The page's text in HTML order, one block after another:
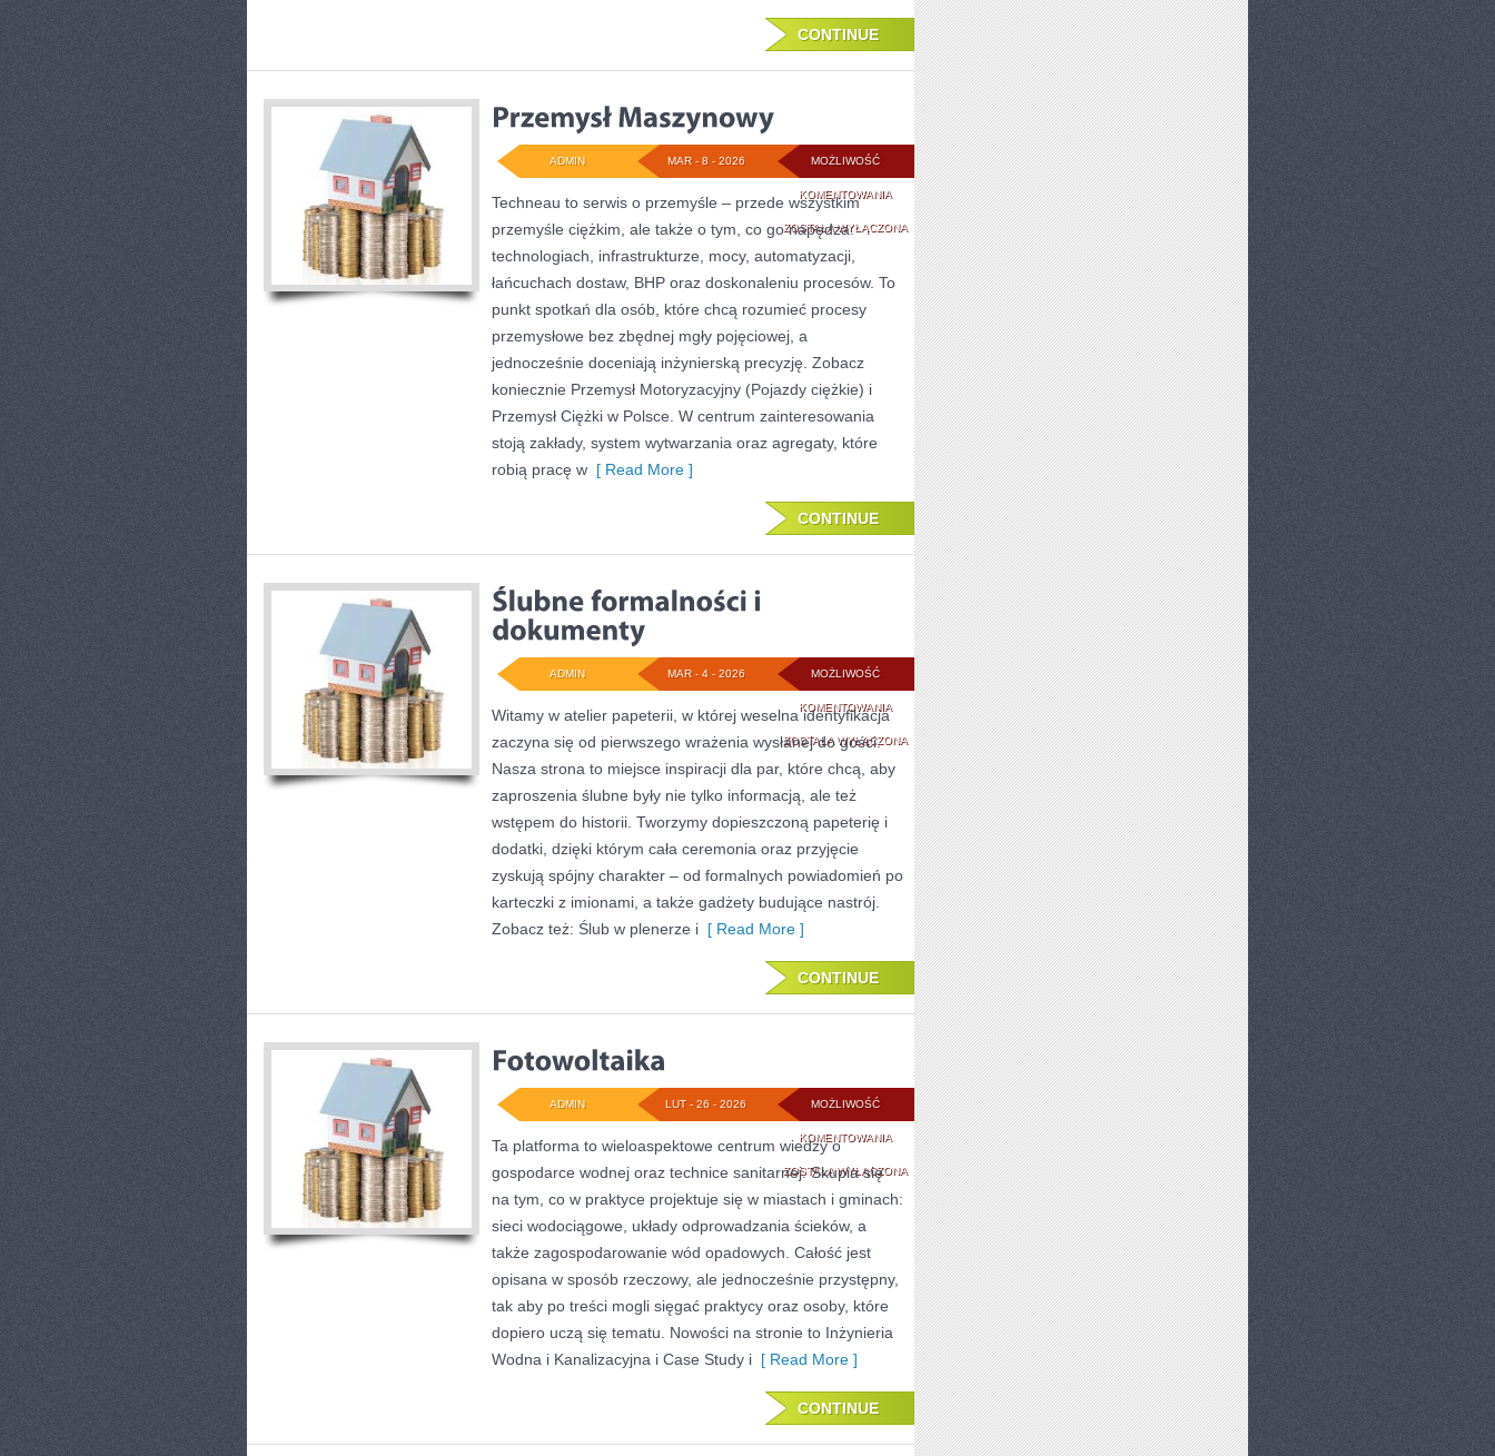
CONTINUE
MOŻLIWOŚĆ
KOMENTOWANIAPRZEMYSŁ
MASZYNOWY
ZOSTAŁA WYŁĄCZONA
MAR - 8 - 2026
ADMIN
Techneau to serwis o przemyśle – przede wszystkim
przemyśle ciężkim, ale także o tym, co go napędza:
technologiach, infrastrukturze, mocy, automatyzacji,
łańcuchach dostaw, BHP oraz doskonaleniu procesów. To
punkt spotkań dla osób, które chcą rozumieć procesy
przemysłowe bez zbędnej mgły pojęciowej, a
jednocześnie doceniają inżynierską precyzję. Zobacz
koniecznie Przemysł Motoryzacyjny (Pojazdy ciężkie) i
Przemysł Ciężki w Polsce. W centrum zainteresowania
stoją zakłady, system wytwarzania oraz agregaty, które
robią pracę w [ Read More ]
CONTINUE
MOŻLIWOŚĆ
KOMENTOWANIAŚLUBNE
FORMALNOŚCI
I
DOKUMENTY
ZOSTAŁA WYŁĄCZONA
MAR - 4 - 2026
ADMIN
Witamy w atelier papeterii, w której weselna identyfikacja
zaczyna się od pierwszego wrażenia wysłanej do gości.
Nasza strona to miejsce inspiracji dla par, które chcą, aby
zaproszenia ślubne były nie tylko informacją, ale też
wstępem do historii. Tworzymy dopieszczoną papeterię i
dodatki, dzięki którym cała ceremonia oraz przyjęcie
zyskują spójny charakter – od formalnych powiadomień po
karteczki z imionami, a także gadżety budujące nastrój.
Zobacz też: Ślub w plenerze i [ Read More ]
CONTINUE
MOŻLIWOŚĆ
KOMENTOWANIAFOTOWOLTAIKA
ZOSTAŁA WYŁĄCZONA
LUT - 26 - 2026
ADMIN
Ta platforma to wieloaspektowe centrum wiedzy o
gospodarce wodnej oraz technice sanitarnej. Skupia się
na tym, co w praktyce projektuje się w miastach i gminach:
sieci wodociągowe, układy odprowadzania ścieków, a
także zagospodarowanie wód opadowych. Całość jest
opisana w sposób rzeczowy, ale jednocześnie przystępny,
tak aby po treści mogli sięgać praktycy oraz osoby, które
dopiero uczą się tematu. Nowości na stronie to Inżynieria
Wodna i Kanalizacyjna i Case Study i [ Read More ]
CONTINUE